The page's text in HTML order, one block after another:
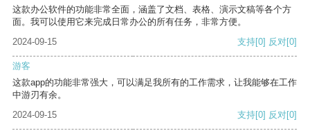
这款办公软件的功能非常全面，涵盖了文档、表格、演示文稿等各个方
面。我可以使用它来完成日常办公的所有任务，非常方便。
2024-09-15
支持[0] 反对[0]
游客
这款app的功能非常强大，可以满足我所有的工作需求，让我能够在工作
中游刃有余。
2024-09-15
支持[0] 反对[0]